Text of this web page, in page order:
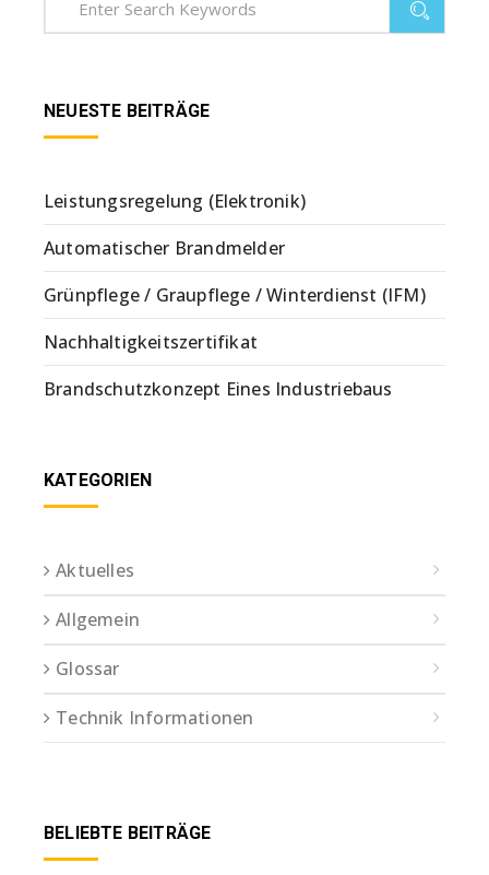
NEUESTE BEITRÄGE
Leistungsregelung (Elektronik)
Automatischer Brandmelder
Grünpflege / Graupflege / Winterdienst (IFM)
Nachhaltigkeitszertifikat
Brandschutzkonzept Eines Industriebaus
KATEGORIEN
Aktuelles
Allgemein
Glossar
Technik Informationen
BELIEBTE BEITRÄGE